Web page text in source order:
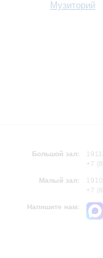
Музиторий
Большой зал:
+7
Малый зал:
+7
Напишите нам: